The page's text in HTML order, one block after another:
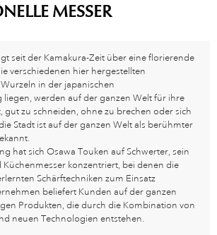
MESSER
seit der Kamakura-Zeit über eine florierende
verschiedenen hier hergestellten
in der japanischen
liegen, werden auf der ganzen Welt für ihre
gut zu schneiden, ohne zu brechen oder sich
Stadt ist auf der ganzen Welt als berühmter
hat sich Osawa Touken auf Schwerter, sein
konzentriert, bei denen die
Schärftechniken zum Einsatz
beliefert Kunden auf der ganzen
Produkten, die durch die Kombination von
neuen Technologien entstehen.